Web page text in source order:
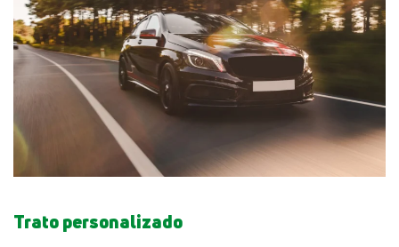
Trato personalizado